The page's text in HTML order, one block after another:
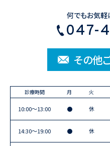
何でもお気軽
047-
その他
診療時間 月 火
10:00〜13:00 ● 休
14:30〜19:00 ● 休